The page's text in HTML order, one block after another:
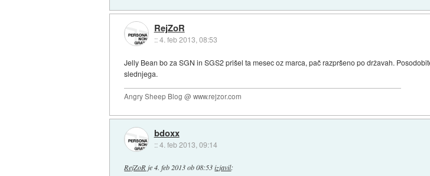
RejZoR
::4. feb 2013, 08:53
Jelly Bean bo za SGN in SGS2 prišel ta mesec oz marca, pač razpršeno po državah.
slednjega.
Angry Sheep Blog @ www.rejzor.com
bdoxx
::4. feb 2013, 09:14
RejZoR je4. feb 2013 ob 08:53 izjavil: